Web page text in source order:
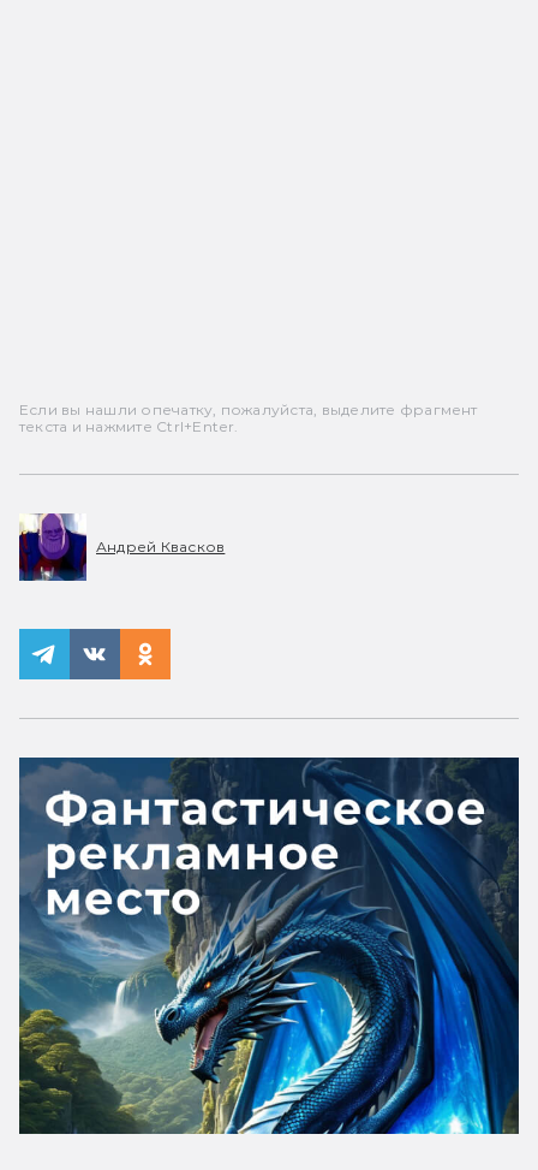
Если вы нашли опечатку, пожалуйста, выделите фрагмент
текста и нажмите Ctrl+Enter.
Андрей Квасков